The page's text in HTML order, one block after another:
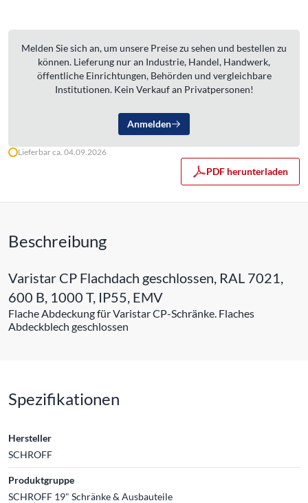
Melden Sie sich an, um unsere Preise zu sehen und bestellen zu
können. Lieferung nur an Industrie, Handel, Handwerk,
öffentliche Einrichtungen, Behörden und vergleichbare
Institutionen. Kein Verkauf an Privatpersonen!
Anmelden
Lieferbar ca. 04.09.2026
PDF herunterladen
Beschreibung
Varistar CP Flachdach geschlossen, RAL 7021,
600 B, 1000 T, IP55, EMV
Flache Abdeckung für Varistar CP-Schränke. Flaches
Abdeckblech geschlossen
Spezifikationen
Hersteller
SCHROFF
Produktgruppe
SCHROFF 19" Schränke & Ausbauteile